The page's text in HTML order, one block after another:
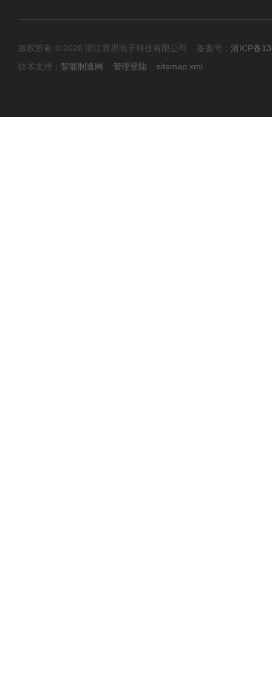
版权所有 © 2026 浙江赛思电子科技有限公司 备案号： 浙ICP备
技术支持： 智能制造网 管理登陆 sitemap.xml